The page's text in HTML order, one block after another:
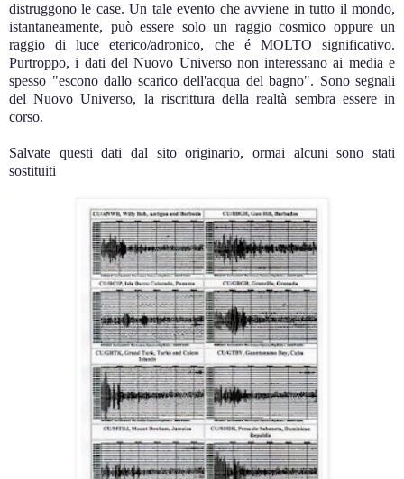
distruggono le case. Un tale evento che avviene in tutto il mondo,
istantaneamente, può essere solo un raggio cosmico oppure un
raggio di luce eterico/adronico, che é MOLTO significativo.
Purtroppo, i dati del Nuovo Universo non interessano ai media e
spesso "escono dallo scarico dell'acqua del bagno". Sono segnali
del Nuovo Universo, la riscrittura della realtà sembra essere in
corso.
Salvate questi dati dal sito originario, ormai alcuni sono stati
sostituiti
.